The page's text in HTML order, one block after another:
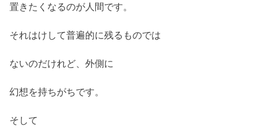
置きたくなるのが人間です。
それはけして普遍的に残るものでは
ないのだけれど、外側に
幻想を持ちがちです。
そして